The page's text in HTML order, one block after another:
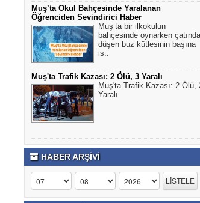
Muş’ta Okul Bahçesinde Yaralanan
Öğrenciden Sevindirici Haber
Muş’ta bir ilkokulun
bahçesinde oynarken
düşen buz kütlesinin başına
is..
Muş'ta Trafik Kazası: 2 Ölü, 3 Yaralı
Muş'ta Trafik Kazası: 2 Ölü,
Yaralı
HABER ARŞİVİ